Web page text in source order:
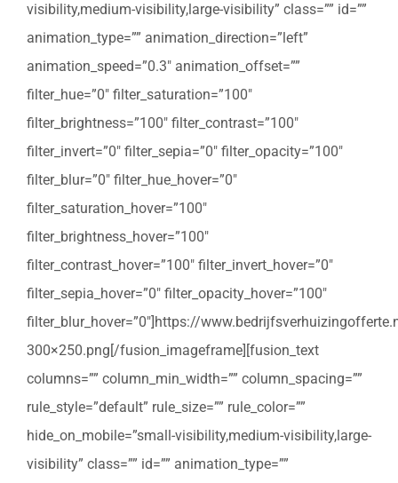
visibility,medium-visibility,large-visibility” class=”” id=””
animation_type=”” animation_direction=”left”
animation_speed=”0.3″ animation_offset=””
filter_hue=”0″ filter_saturation=”100″
filter_brightness=”100″ filter_contrast=”100″
filter_invert=”0″ filter_sepia=”0″ filter_opacity=”100″
filter_blur=”0″ filter_hue_hover=”0″
filter_saturation_hover=”100″
filter_brightness_hover=”100″
filter_contrast_hover=”100″ filter_invert_hover=”0″
filter_sepia_hover=”0″ filter_opacity_hover=”100″
filter_blur_hover=”0″]https://
300×250.png[/fusion_imageframe][fusion_text
columns=”” column_min_width=”” column_spacing=””
rule_style=”default” rule_size=”” rule_color=””
hide_on_mobile=”small-visibility,medium-visibility,large-
visibility” class=”” id=”” animation_type=””